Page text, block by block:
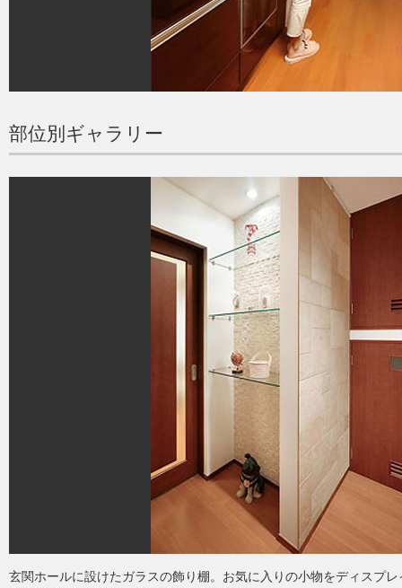
部位別ギャラリー
玄関ホールに設けたガラスの飾り棚。お気に入りの小物をディスプ